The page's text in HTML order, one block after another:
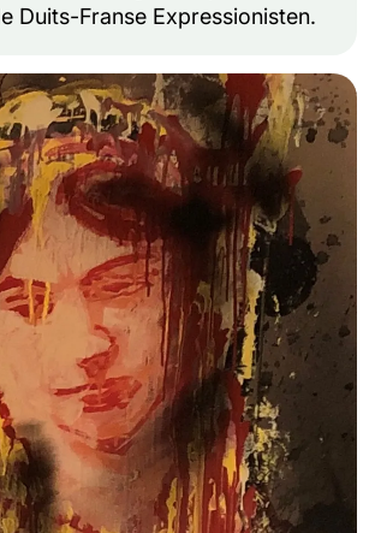
Duits-Franse Expressionisten.